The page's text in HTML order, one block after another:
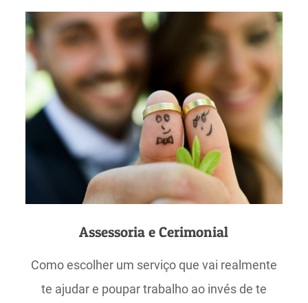
Assessoria e Cerimonial
Como escolher um serviço que vai realmente
te ajudar e poupar trabalho ao invés de te